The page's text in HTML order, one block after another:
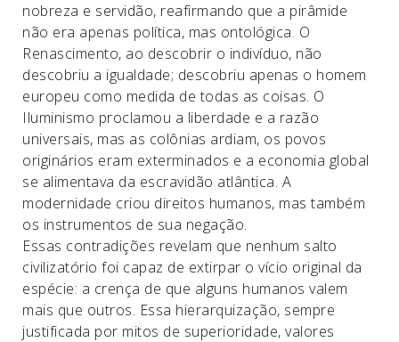
nobreza e servidão, reafirmando que a pirâmide
não era apenas política, mas ontológica. O
Renascimento, ao descobrir o indivíduo, não
descobriu a igualdade; descobriu apenas o homem
europeu como medida de todas as coisas. O
Iluminismo proclamou a liberdade e a razão
universais, mas as colônias ardiam, os povos
originários eram exterminados e a economia global
se alimentava da escravidão atlântica. A
modernidade criou direitos humanos, mas também
os instrumentos de sua negação.
Essas contradições revelam que nenhum salto
civilizatório foi capaz de extirpar o vício original da
espécie: a crença de que alguns humanos valem
mais que outros. Essa hierarquização, sempre
justificada por mitos de superioridade, valores